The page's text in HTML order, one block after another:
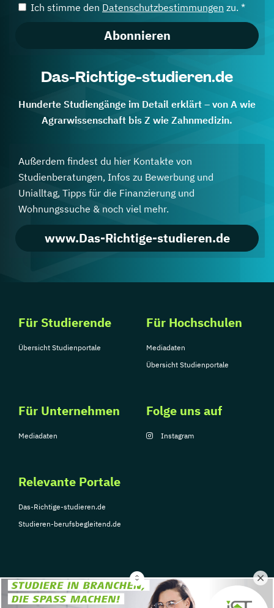
Ich stimme den Datenschutzbestimmungen zu. *
Abonnieren
Das-Richtige-studieren.de
Hunderte Studiengänge im Detail erklärt – von A wie
Agrarwissenschaft bis Z wie Zahnmedizin.
Außerdem findest du hier Kontakte von
Studienberatungen, Infos zu Bewerbung und
Unialltag, Tipps für die Finanzierung und
Wohnungssuche & noch viel mehr.
www.Das-Richtige-studieren.de
Für Studierende
Übersicht Studienportale
Für Hochschulen
Mediadaten
Übersicht Studienportale
Für Unternehmen
Mediadaten
Relevante Portale
Das-Richtige-studieren.de
Studieren-berufsbegleitend.de
Folge uns auf
Instagram
© Copyright 2026, TarGroup Media GmbH